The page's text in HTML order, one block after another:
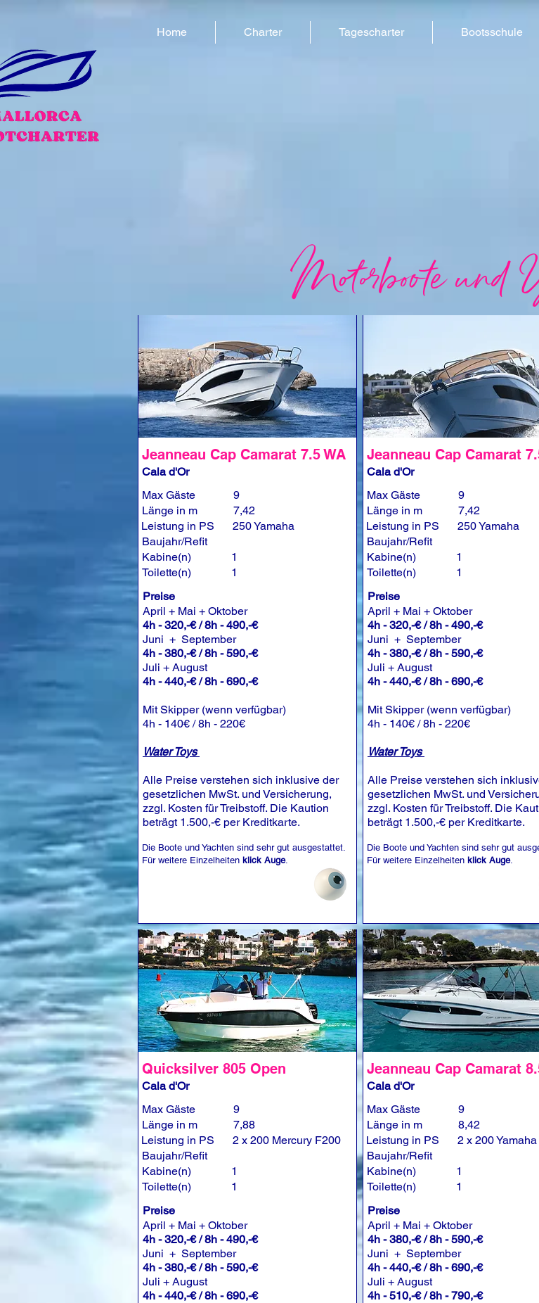
Home Charter Tagescharter Bootsschule
Motorboote und
Jeanneau Cap Camarat 7.5 WA
Cala d'Or
Max Gäste
Länge in m
Leistung in PS
Baujahr/Refit
Kabine(n)
Toilette(n)
9
7,42
250 Yamaha
1
1
Preise
April + Mai + Oktober
4h - 320,-€ / 8h - 490,-€
Juni + September
4h - 380,-€ / 8h - 590,-€
Juli + August
4h - 440,-€ / 8h - 690,-€
Mit Skipper (wenn verfügbar)
4h - 140€ / 8h - 220€
Water Toys
Alle Preise verstehen sich inklusive der
gesetzlichen MwSt. und Versicherung,
zzgl. Kosten für Treibstoff. Die Kaution
beträgt 1.500,-€ per Kreditkarte.
Die Boote und Yachten sind sehr gut ausgestattet.
Für weitere Einzelheiten klick Auge.
Quicksilver 805 Open
Cala d'Or
Max Gäste
Länge in m
Leistung in PS
Baujahr/Refit
Kabine(n)
Toilette(n)
9
7,88
2 x 200 Mercury F200
1
1
Preise
April + Mai + Oktober
4h - 320,-€ / 8h - 490,-€
Juni + September
4h - 380,-€ / 8h - 590,-€
Juli + August
4h - 440,-€ / 8h - 690,-€
Jeanneau Cap Camarat
Cala d'Or
Max Gäste
Länge in m
Leistung in PS
Baujahr/Refit
Kabine(n)
Toilette(n)
9
7,42
250 Yamaha
1
1
Preise
April + Mai + Oktober
4h - 320,-€ / 8h - 490,-€
Juni + September
4h - 380,-€ / 8h - 590,-€
Juli + August
4h - 440,-€ / 8h - 690,-€
Mit Skipper (wenn verfügbar)
4h - 140€ / 8h - 220€
Water Toys
Alle Preise verstehen sich
gesetzlichen MwSt. und
zzgl. Kosten für Treibstoff. Die
beträgt 1.500,-€ per Kreditkarte.
Die Boote und Yachten sind sehr gut
Für weitere Einzelheiten klick Auge.
Jeanneau Cap Camarat
Cala d'Or
Max Gäste
Länge in m
Leistung in PS
Baujahr/Refit
Kabine(n)
Toilette(n)
9
8,42
2 x 200 Yamaha
1
1
Preise
April + Mai + Oktober
4h - 380,-€ / 8h - 590,-€
Juni + September
4h - 440,-€ / 8h - 690,-€
Juli + August
4h - 510,-€ / 8h - 790,-€